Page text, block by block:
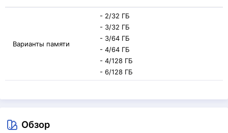
Варианты памяти
- 2/32 ГБ
- 3/32 ГБ
- 3/64 ГБ
- 4/64 ГБ
- 4/128 ГБ
- 6/128 ГБ
Обзор